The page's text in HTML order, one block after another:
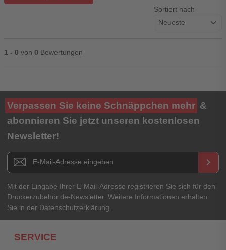
Sortiert nach
1 - 0 von 0 Bewertungen
Ihre Bewertung**
★★★★★
Titel**
E-Mail-Adresse
Ihr Passwort
Verpassen Sie keine Schnäppchen mehr &
abonnieren Sie jetzt unseren kostenlosen
Newsletter!
Newsletter E-Mail Adresse keyboard_arrow_right
Mit der Eingabe Ihrer E-Mail-Adresse registrieren Sie sich für den
Druckerzubehör.de-Newsletter. Weitere Informationen erhalten
Sie in der Datenschutzerklärung
SERVICE